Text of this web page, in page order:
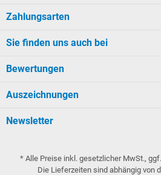
Zahlungsarten
Sie finden uns auch bei
Bewertungen
Auszeichnungen
Newsletter
* Alle Preise inkl. gesetzlicher MwSt.,
Die Lieferzeiten sind abhängig von